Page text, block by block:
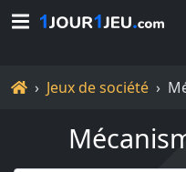
Accueil
Jeux de société